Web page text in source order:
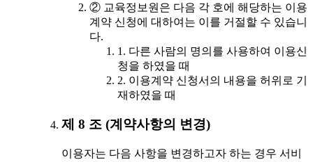
② 교육정보원은 다음 각 호에 해당하는 이용
계약 신청에 대하여는 이를 거절할 수 있습니
다.
1. 다른 사람의 명의를 사용하여 이용신
청을 하였을 때
2. 이용계약 신청서의 내용을 허위로 기
재하였을 때
제 8 조 (계약사항의 변경)
이용자는 다음 사항을 변경하고자 하는 경우 서비